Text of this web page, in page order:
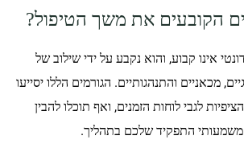
הקובעים את משך הטיפול?
אינו קבוע, והוא נקבע על ידי שילוב של
מכאניים והתנהגותיים. הגורמים הללו יסייעו
לגבי לוחות הזמנים, ואף תוכלו להבין
התפקיד שלכם בתהליך.